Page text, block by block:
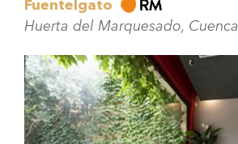
Fuentelgato
Huerta del Marquesado, Cuenca